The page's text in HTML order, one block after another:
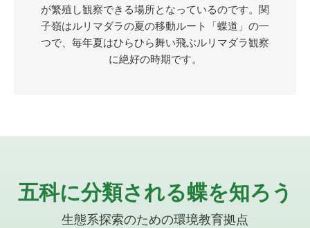
が繁殖し観察できる場所となっているのです。関
子嶺はルリマダラの夏の移動ルート「蝶道」の一
つで、毎年夏はひらひら舞い飛ぶルリマダラ観察
に絶好の時期です。
五科に分類される蝶を知ろう
生態系探索のための環境教育拠点